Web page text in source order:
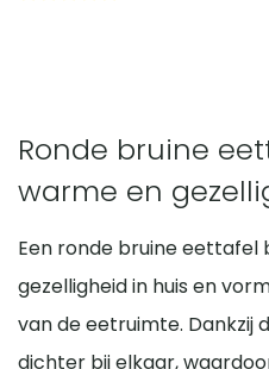
Ronde bruine
warme en
Een ronde bruine
gezelligheid in huis en
van de eetruimte. Dankzij
dichter bij elkaar,